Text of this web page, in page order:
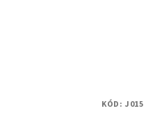
KÓD: J015